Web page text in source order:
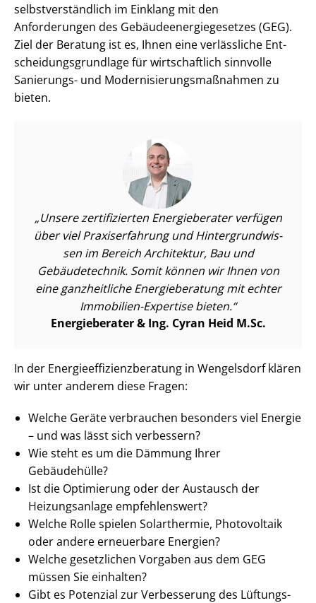
selbst­ver­ständ­lich im Einklang mit den
Anforderungen des Ge­bäu­de­en­er­gie­ge­set­zes (GEG).
Ziel der Beratung ist es, Ihnen eine verlässliche Ent­
schei­dungs­grund­la­ge für wirtschaftlich sinnvolle
Sanierungs- und Mo­der­ni­sie­rungs­maß­nah­men zu
bieten.
Unsere zertifizierten Energieberater verfügen
über viel Praxiserfahrung und Hin­ter­grund­wis­
sen im Bereich Architektur, Bau und
Gebäudetechnik. Somit können wir Ihnen von
eine ganzheitliche Energieberatung mit echter
Immobilien-Expertise bieten.
Energieberater & Ing. Cyran Heid M.Sc.
In der En­er­gie­ef­fi­zi­enz­be­ra­tung in Wengelsdorf klären
wir unter anderem diese Fragen:
Welche Geräte verbrauchen besonders viel Energie
– und was lässt sich verbessern?
Wie steht es um die Dämmung Ihrer
Gebäudehülle?
Ist die Optimierung oder der Austausch der
Heizungsanlage empfehlenswert?
Welche Rolle spielen Solarthermie, Photovoltaik
oder andere erneuerbare Energien?
Welche gesetzlichen Vorgaben aus dem GEG
müssen Sie einhalten?
Gibt es Potenzial zur Verbesserung des Lüf­tungs­